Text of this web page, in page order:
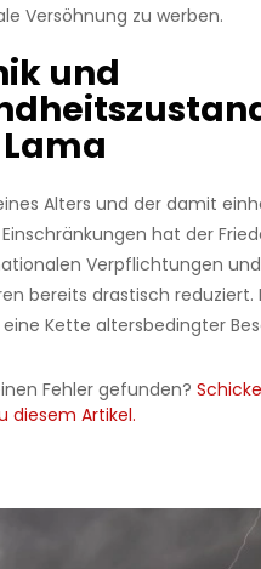
Versöhnung zu werben.
und
Alters und der damit
hat der
Verpflichtungen
bereits drastisch reduziert.
Kette altersbedingter
Fehler gefunden?
diesem Artikel.